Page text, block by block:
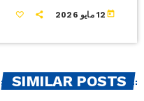
today 12 مايو 2026
SIMILAR POSTS